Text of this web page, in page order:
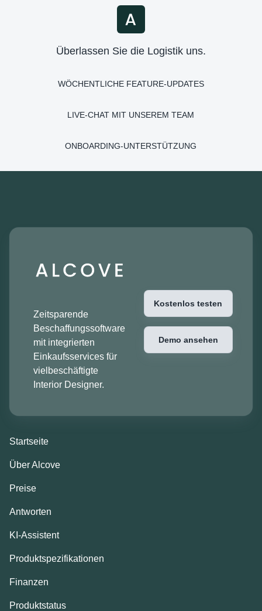
Überlassen Sie die Logistik uns.
WÖCHENTLICHE FEATURE-UPDATES
LIVE-CHAT MIT UNSEREM TEAM
ONBOARDING-UNTERSTÜTZUNG
Zeitsparende
Beschaffungssoftware
mit integrierten
Einkaufsservices für
vielbeschäftigte
Interior Designer.
Kostenlos testen
Demo ansehen
Startseite
Über Alcove
Preise
Antworten
KI-Assistent
Produktspezifikationen
Finanzen
Produktstatus